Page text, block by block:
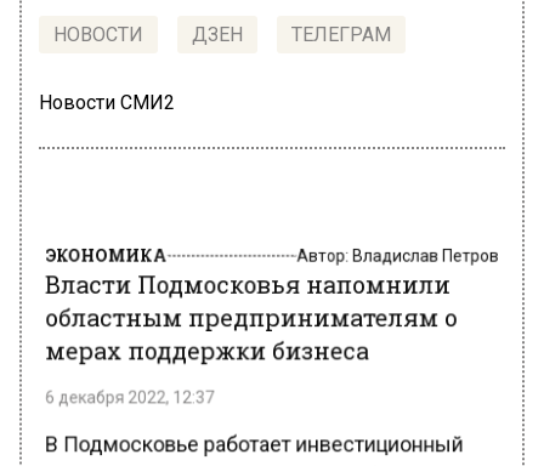
НОВОСТИ ДЗЕН ТЕЛЕГРАМ
Новости СМИ2
Власти Подмосковья напомнили
областным предпринимателям о
мерах поддержки бизнеса
портал для предпринимателей области, 6